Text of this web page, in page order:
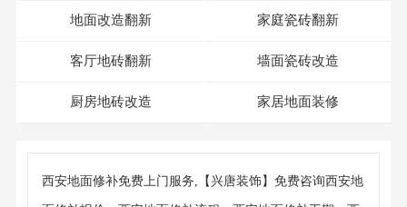
地面改造翻新 家庭瓷砖翻新
客厅地砖翻新 墙面瓷砖改造
厨房地砖改造 家居地面装修
西安地面修补免费上门服务,【兴唐装饰】免费咨询西安地